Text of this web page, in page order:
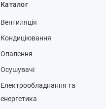
Каталог
Вентиляція
Кондиціювання
Опалення
Осушувачі
Електрообладнання та
енергетика